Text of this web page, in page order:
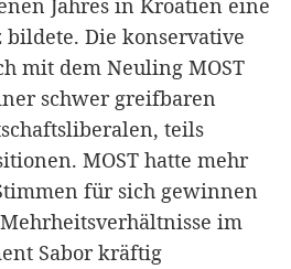
Jahres in Kroatien eine
Die konservative
mit dem Neuling MOST
schwer greifbaren
teils
MOST hatte mehr
für sich gewinnen
im
Sabor kräftig